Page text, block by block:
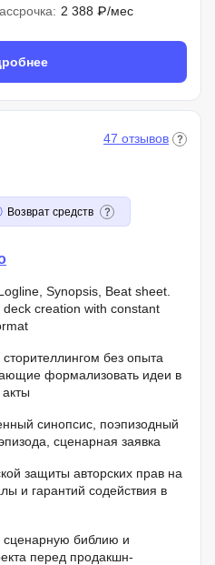
2 388 ₽/мес
47 отзывов
Возврат средств
Synopsis, Beat sheet.
creation with constant
без опыта
формализовать идеи в
синопсис, поэпизодный
сценарная заявка
защиты авторских прав на
и гарантий содействия в
сценарную библию и
перед продакшн-